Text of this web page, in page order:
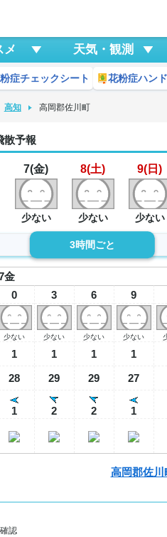
メ 天気・観測
症チェックシート 花粉症ハン
高知 高岡郡佐川町
散予報
7(金)
少ない
8(土)
少ない
9(日)
少ない
3時間ごと
金
0
少ない
1
28
1
3
少ない
1
29
2
6
少ない
1
29
2
9
少ない
1
27
1
高岡郡佐川
認